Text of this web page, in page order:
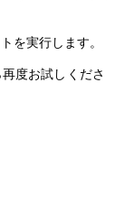
を実行します。
度お試しくださ